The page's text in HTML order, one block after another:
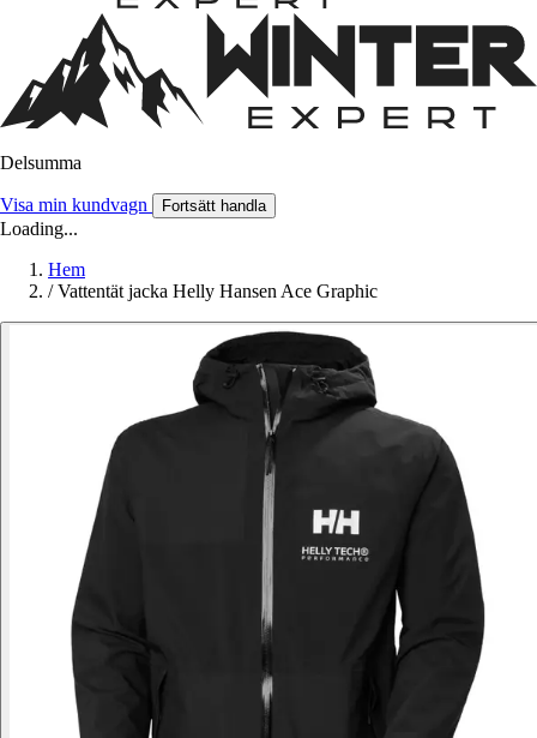
Delsumma
Visa min kundvagn Fortsätt handla
Loading...
Hem
/ Vattentät jacka Helly Hansen Ace Graphic